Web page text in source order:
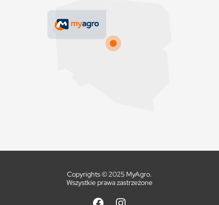
Copyrights © 2025 MyAgro.
Wszystkie prawa zastrzeżone